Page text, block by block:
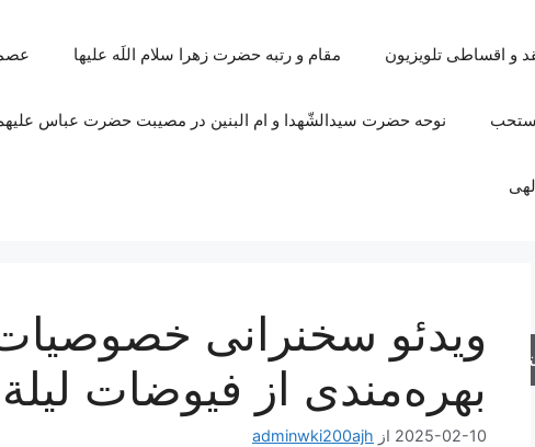
و اقساطی تلویزیون مقام و رتبه حضرت زهرا سلام اللَه علیها
نوحه حضرت سیدالشّهدا و ام البنین در مصیبت حضرت عباس
ویدئو سخنرانی
بهره‌مندی از فیوضات
2025-02-10 از adminwki200ajh